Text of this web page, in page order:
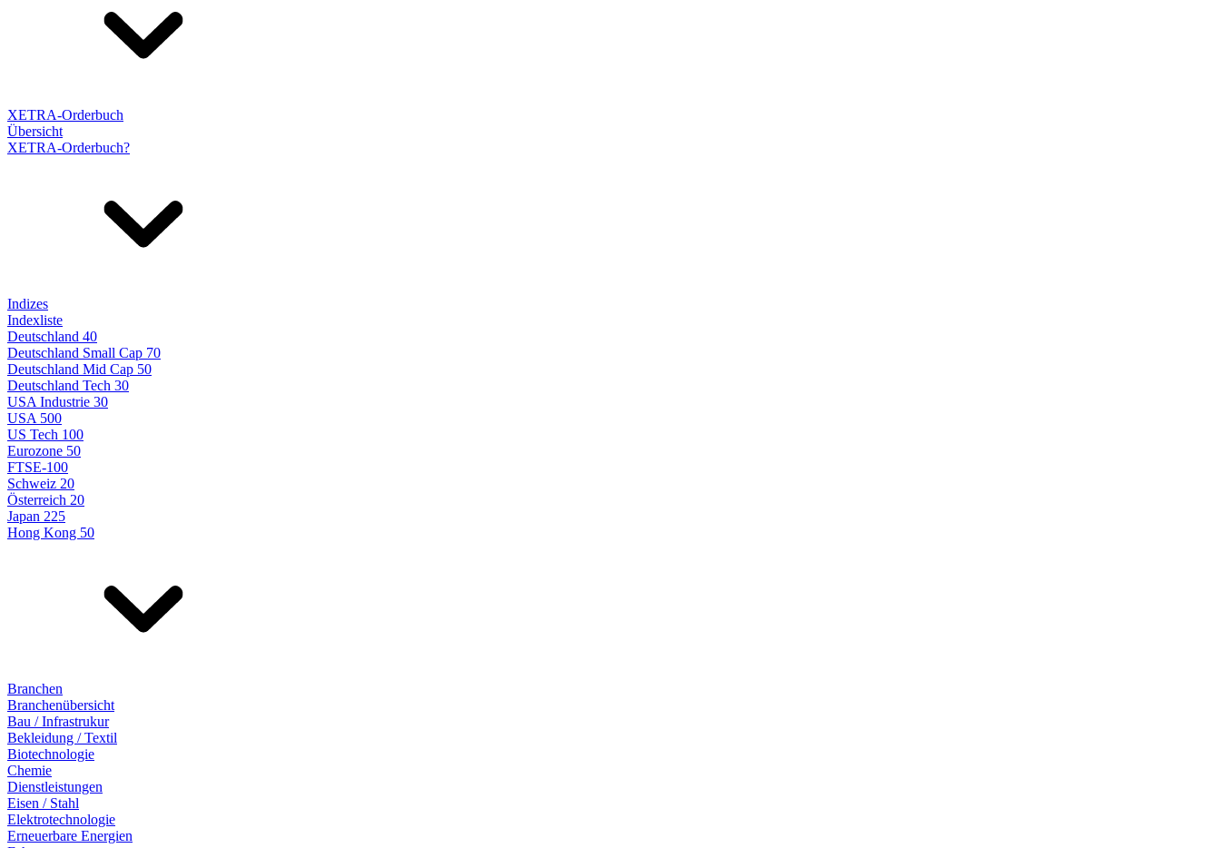
XETRA-Orderbuch
Übersicht
XETRA-Orderbuch?
Indizes
Indexliste
Deutschland 40
Deutschland Small Cap 70
Deutschland Mid Cap 50
Deutschland Tech 30
USA Industrie 30
USA 500
US Tech 100
Eurozone 50
FTSE-100
Schweiz 20
Österreich 20
Japan 225
Hong Kong 50
Branchen
Branchenübersicht
Bau / Infrastrukur
Bekleidung / Textil
Biotechnologie
Chemie
Dienstleistungen
Eisen / Stahl
Elektrotechnologie
Erneuerbare Energien